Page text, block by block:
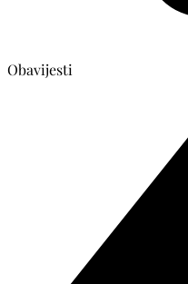
Obavijesti